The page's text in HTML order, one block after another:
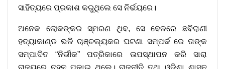
ସାହିତ୍ୟରେ ପ୍ରକାଶ କରୁଥିଲେ ସେ ନିର୍ଭୟରେ।
ଅନେକ ଲୋକଙ୍କର ସ୍ମରଣ ଥିବ, ସେ ବେଳରେ ଛବିରାଣୀ
ହତ୍ୟାକାଣ୍ଡ ଭଳି ଚାଞ୍ଚଲ୍ୟକର ଘଟଣା ସମ୍ପର୍କ ରେ ତାଙ୍କ
ସମ୍ପାଦିତ “ନିର୍ଭୀକ” ପତ୍ରିକାରେ ଉପସ୍ଥାପନ କରି ସାରା